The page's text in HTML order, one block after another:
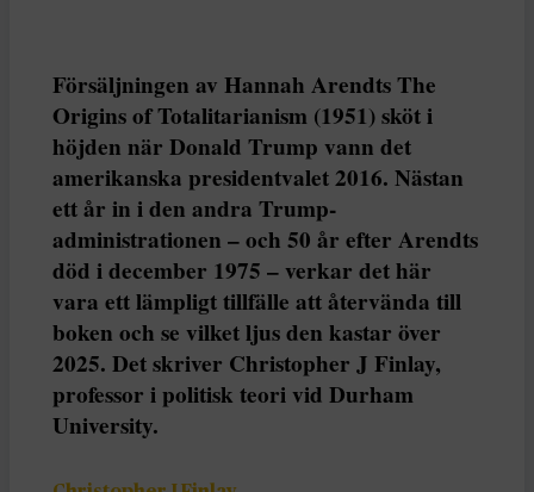
Försäljningen av Hannah Arendts The
Origins of Totalitarianism (1951) sköt i
höjden när Donald Trump vann det
amerikanska presidentvalet 2016. Nästan
ett år in i den andra Trump-
administrationen – och 50 år efter Arendts
död i december 1975 – verkar det här
vara ett lämpligt tillfälle att återvända till
boken och se vilket ljus den kastar över
2025. Det skriver Christopher J Finlay,
professor i politisk teori vid Durham
University.